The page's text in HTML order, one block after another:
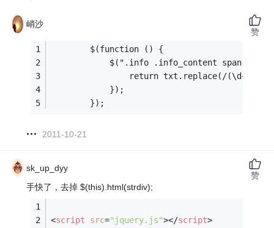
峭沙
    	$(function () {
$(".info .info_content
return txt.replace(/
    		});
        });
2011-10-21
赞
sk_up_dyy
手快了，去掉 $(this).html(strdiv);
<script src="jquery.js"></script>
赞